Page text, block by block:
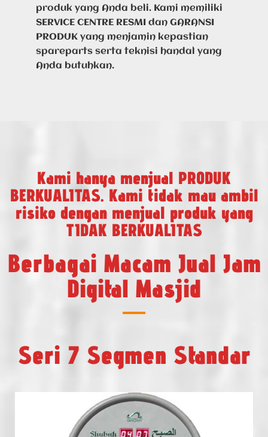
produk yang Anda beli. Kami memiliki
SERVICE CENTRE RESMI dan GARANSI
PRODUK yang menjamin kepastian
spareparts serta teknisi handal yang
Anda butuhkan.
Kami hanya menjual PRODUK
BERKUALITAS. Kami tidak mau ambil
risiko dengan menjual produk yang
TIDAK BERKUALITAS
Berbagai Macam Jual Jam
Digital Masjid
Seri 7 Segmen Standar